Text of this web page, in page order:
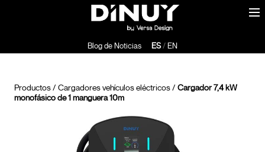
Blog de Noticias ES/EN
Productos/ Cargadores vehículos eléctricos/ Cargador 7,4 kW
monofásico de 1 manguera 10m